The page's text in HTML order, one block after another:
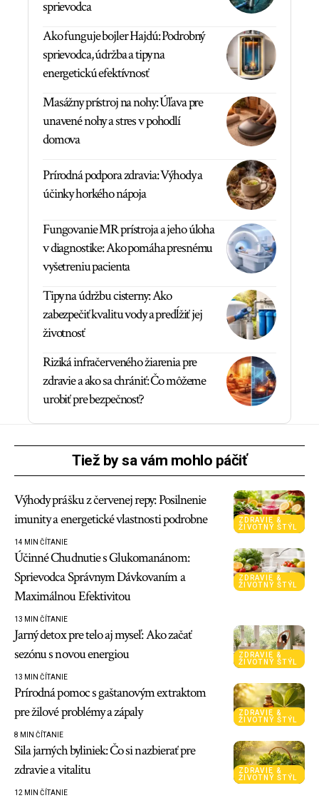
sprievodca
Ako funguje bojler Hajdú: Podrobný
sprievodca, údržba a tipy na
energetickú efektívnosť
Masážny prístroj na nohy: Úľava pre
unavené nohy a stres v pohodlí
domova
Prírodná podpora zdravia: Výhody a
účinky horkého nápoja
Fungovanie MR prístroja a jeho úloha
v diagnostike: Ako pomáha presnému
vyšetreniu pacienta
Tipy na údržbu cisterny: Ako
zabezpečiť kvalitu vody a predĺžiť jej
životnosť
Riziká infračerveného žiarenia pre
zdravie a ako sa chrániť: Čo môžeme
urobiť pre bezpečnosť?
Tiež by sa vám mohlo páčiť
ZDRAVIE &
ŽIVOTNÝ ŠTÝL
Výhody prášku z červenej repy: Posilnenie
imunity a energetické vlastnosti podrobne
14 MIN ČÍTANIE
ZDRAVIE &
ŽIVOTNÝ ŠTÝL
Účinné Chudnutie s Glukomanánom:
Sprievodca Správnym Dávkovaním a
Maximálnou Efektivitou
13 MIN ČÍTANIE
ZDRAVIE &
ŽIVOTNÝ ŠTÝL
Jarný detox pre telo aj myseľ: Ako začať
sezónu s novou energiou
13 MIN ČÍTANIE
ZDRAVIE &
ŽIVOTNÝ ŠTÝL
Prírodná pomoc s gaštanovým extraktom
pre žilové problémy a zápaly
8 MIN ČÍTANIE
ZDRAVIE &
ŽIVOTNÝ ŠTÝL
Sila jarných byliniek: Čo si nazbierať pre
zdravie a vitalitu
12 MIN ČÍTANIE